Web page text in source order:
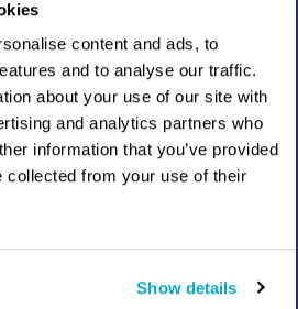
content and ads, to
and to analyse our traffic.
about your use of our site with
and analytics partners who
information that you’ve provided
collected from your use of their
Show details